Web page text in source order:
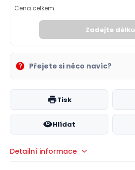
Cena celkem:
Zadejte délku
Přejete si něco navíc?
Tisk
Hlídat
Detailní informace